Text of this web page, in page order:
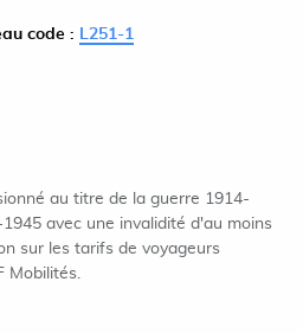
code : L251-1
au titre de la guerre 1914-
avec une invalidité d'au moins
sur les tarifs de voyageurs
Mobilités.